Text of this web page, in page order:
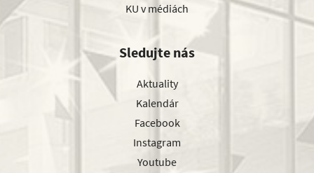
KU v médiách
Sledujte nás
Aktuality
Kalendár
Facebook
Instagram
Youtube